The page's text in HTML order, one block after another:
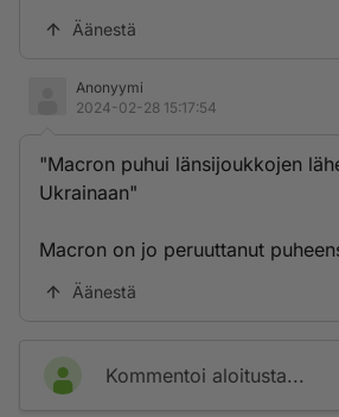
Äänestä
Anonyymi
2024-02-28 15:17:54
"Macron puhui länsijoukkojen
Ukrainaan"
Macron on jo peruuttanut
Äänestä
Kommentoi aloitusta...